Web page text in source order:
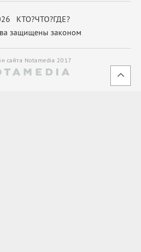
КТО?ЧТО?ГДЕ?
защищены законом
сайта Notamedia 2017